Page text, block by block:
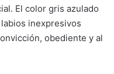
El color gris azulado
inexpresivos
obediente y al